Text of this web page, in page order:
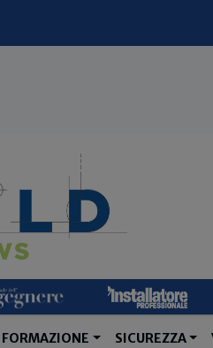
FORMAZIONE SICUREZZA